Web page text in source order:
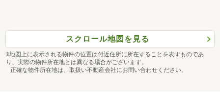
スクロール地図を見る
※地図上に表示される物件の位置は付近住所に所在することを表すものであ
り、実際の物件所在地とは異なる場合がございます。
正確な物件所在地は、取扱い不動産会社にお問い合わせください。